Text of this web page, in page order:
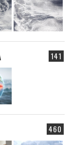
141
460